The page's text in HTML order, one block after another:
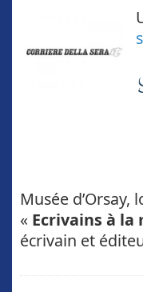
Musée d’Orsay,
« Ecrivains à la
écrivain et